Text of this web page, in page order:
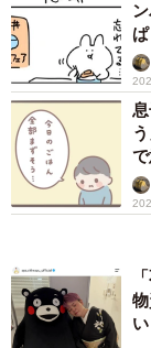
ルール③1分でも手を